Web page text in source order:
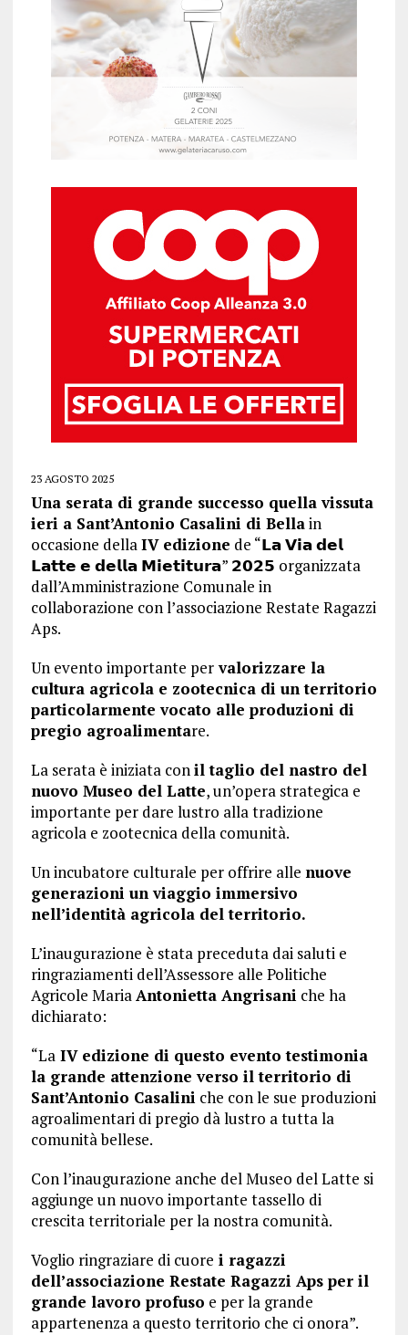
23 AGOSTO 2025
Una serata di grande successo quella vissuta
ieri a Sant’Antonio Casalini di Bellain
occasione dellaIV edizione de “𝗟𝗮 𝗩𝗶𝗮 𝗱𝗲𝗹
𝗟𝗮𝘁𝘁𝗲 𝗲 𝗱𝗲𝗹𝗹𝗮 𝗠𝗶𝗲𝘁𝗶𝘁𝘂𝗿𝗮” 𝟮𝟬𝟮𝟱 organizzata
dall’Amministrazione Comunale in
collaborazione con l’associazione Restate Ragazzi
Aps.
Un evento importante pervalorizzare la
cultura agricola e zootecnica di un territorio
particolarmente vocato alle produzioni di
pregio agroalimentare.
La serata è iniziata conil taglio del nastro del
nuovo Museo del Latte, un’opera strategica e
importante per dare lustro alla tradizione
agricola e zootecnica della comunità.
Un incubatore culturale per offrire alle nuove
generazioni un viaggio immersivo
nell’identità agricola del territorio.
L’inaugurazione è stata preceduta dai saluti e
ringraziamenti dell’Assessore alle Politiche
Agricole MariaAntonietta Angrisani che ha
dichiarato:
“LaIV edizione di questo evento testimonia
la grande attenzione verso il territorio di
Sant’Antonio Casalini che con le sue produzioni
agroalimentari di pregio dà lustro a tutta la
comunità bellese.
Con l’inaugurazione anche del Museo del Latte si
aggiunge un nuovo importante tassello di
crescita territoriale per la nostra comunità.
Voglio ringraziare di cuore i ragazzi
dell’associazione Restate Ragazzi Aps per il
grande lavoro profuso e per la grande
appartenenza a questo territorio che ci onora”.